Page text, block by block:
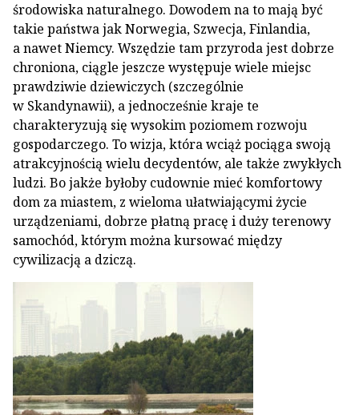
środowiska naturalnego. Dowodem na to mają być
takie państwa jak Norwegia, Szwecja, Finlandia,
a nawet Niemcy. Wszędzie tam przyroda jest dobrze
chroniona, ciągle jeszcze występuje wiele miejsc
prawdziwie dziewiczych (szczególnie
w Skandynawii), a jednocześnie kraje te
charakteryzują się wysokim poziomem rozwoju
gospodarczego. To wizja, która wciąż pociąga swoją
atrakcyjnością wielu decydentów, ale także zwykłych
ludzi. Bo jakże byłoby cudownie mieć komfortowy
dom za miastem, z wieloma ułatwiającymi życie
urządzeniami, dobrze płatną pracę i duży terenowy
samochód, którym można kursować między
cywilizacją a dziczą.